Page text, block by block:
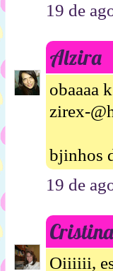
19 de
Alzira
obaaaa
zirex-
bjinhos
19 de
Oiiiiii,